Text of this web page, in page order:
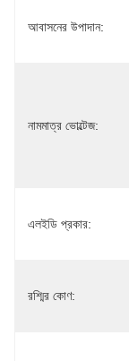
আবাসনের উপাদান:
নামমাত্র ভোল্টেজ:
এলইডি প্রকার:
রশ্মির কোণ: